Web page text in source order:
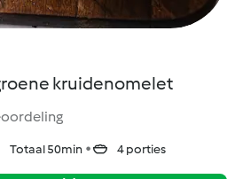
kruidenomelet
Totaal 50min 4 porties